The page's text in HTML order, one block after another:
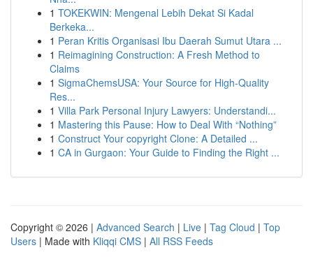
1 TOKEKWIN: Mengenal Lebih Dekat Si Kadal
Berkeka...
1 Peran Kritis Organisasi Ibu Daerah Sumut Utara ...
1 Reimagining Construction: A Fresh Method to
Claims
1 SigmaChemsUSA: Your Source for High-Quality
Res...
1 Villa Park Personal Injury Lawyers: Understandi...
1 Mastering this Pause: How to Deal With “Nothing”
1 Construct Your copyright Clone: A Detailed ...
1 CA in Gurgaon: Your Guide to Finding the Right ...
Copyright © 2026 | Advanced Search | Live | Tag Cloud | Top
Users | Made with Kliqqi CMS | All RSS Feeds